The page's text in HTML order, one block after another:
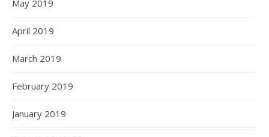
May 2019
April 2019
March 2019
February 2019
January 2019